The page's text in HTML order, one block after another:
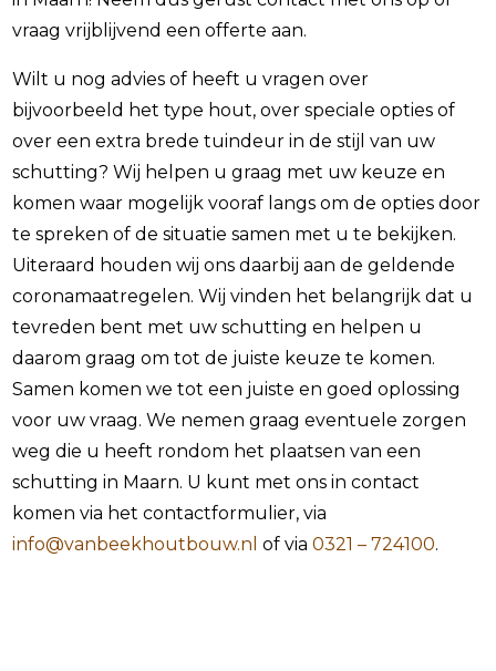
vraag vrijblijvend een offerte aan.
Wilt u nog advies of heeft u vragen over
bijvoorbeeld het type hout, over speciale opties of
over een extra brede tuindeur in de stijl van uw
schutting? Wij helpen u graag met uw keuze en
komen waar mogelijk vooraf langs om de opties door
te spreken of de situatie samen met u te bekijken.
Uiteraard houden wij ons daarbij aan de geldende
coronamaatregelen. Wij vinden het belangrijk dat u
tevreden bent met uw schutting en helpen u
daarom graag om tot de juiste keuze te komen.
Samen komen we tot een juiste en goed oplossing
voor uw vraag. We nemen graag eventuele zorgen
weg die u heeft rondom het plaatsen van een
schutting in Maarn. U kunt met ons in contact
komen via het contactformulier, via
info@vanbeekhoutbouw.nl of via0321 – 724100.